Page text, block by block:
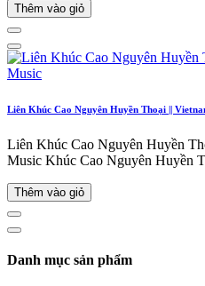
Thêm vào giỏ
Liên Khúc Cao Nguyên Huyền Thoại ||
Liên Khúc Cao Nguyên Huyền
Music Khúc Cao Nguyên Huyền
Thêm vào giỏ
Danh mục sản phẩm